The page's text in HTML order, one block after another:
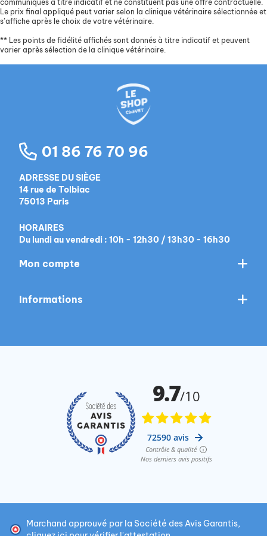
communiqués à titre indicatif et ne constituent pas une offre contractuelle.
Le prix final appliqué peut varier selon la clinique vétérinaire sélectionnée et
s’affiche après le choix de votre vétérinaire.
** Les points de fidélité affichés sont donnés à titre indicatif et peuvent
varier après sélection de la clinique vétérinaire.
01 86 76 70 96
ADRESSE DU SIÈGE
14 rue de Tolbiac
75013 Paris
HORAIRES
Du lundi au vendredi : 10h - 12h30 / 13h30 - 16h30
Mon compte
Informations
Marchand approuvé par la Société des Avis Garantis,